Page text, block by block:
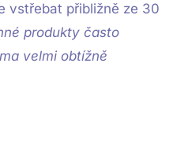
vstřebat přibližně ze 30
produkty často
velmi obtížně